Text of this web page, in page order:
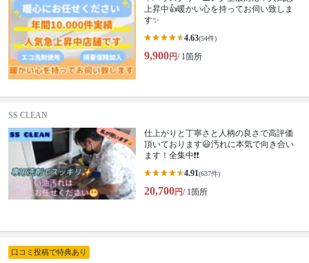
上昇中👍暖かい心を持ってお伺い致しま
す✨
4.63(54件)
9,900円/ 1箇所
SS CLEAN
仕上がりと丁寧さと人柄の良さで高評価
頂いております😃汚れに本気で向き合い
ます！全集中❗️❗️
4.91(637件)
20,700円/ 1箇所
口コミ投稿で特典あり